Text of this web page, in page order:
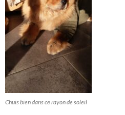
Chuis bien dans ce rayon de soleil